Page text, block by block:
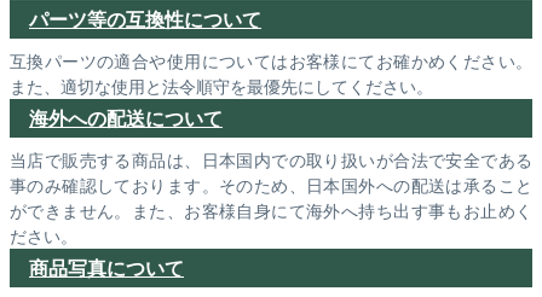
パーツ等の互換性について
互換パーツの適合や使用についてはお客様にてお確かめください。
また、適切な使用と法令順守を最優先にしてください。
海外への配送について
当店で販売する商品は、日本国内での取り扱いが合法で安全である
事のみ確認しております。そのため、日本国外への配送は承ること
ができません。また、お客様自身にて海外へ持ち出す事もお止めく
ださい。
商品写真について